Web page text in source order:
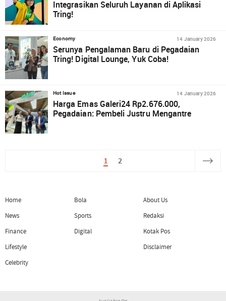
Integrasikan Seluruh Layanan di Aplikasi
Tring!
Economy 14 January 2026
Serunya Pengalaman Baru di Pegadaian
Tring! Digital Lounge, Yuk Coba!
Hot Issue 14 January 2026
Harga Emas Galeri24 Rp2.676.000,
Pegadaian: Pembeli Justru Mengantre
1 2
Home
News
Finance
Lifestyle
Celebrity
Bola
Sports
Digital
About Us
Redaksi
Kotak Pos
Disclaimer